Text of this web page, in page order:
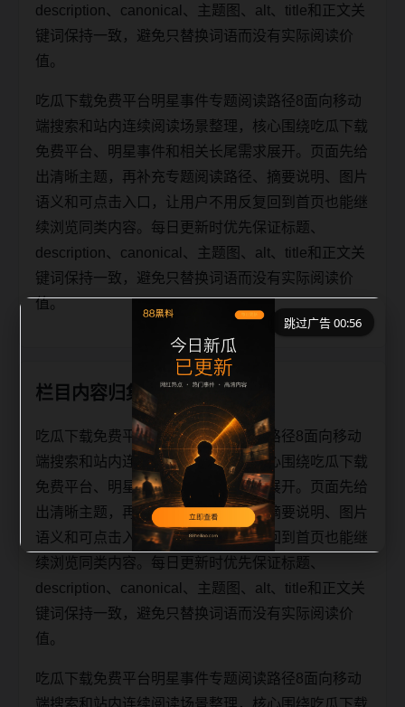
description、canonical、主题图、alt、title和正文关
键词保持一致，避免只替换词语而没有实际阅读价
值。
吃瓜下载免费平台明星事件专题阅读路径8面向移动
端搜索和站内连续阅读场景整理，核心围绕吃瓜下载
免费平台、明星事件和相关长尾需求展开。页面先给
出清晰主题，再补充专题阅读路径、摘要说明、图片
语义和可点击入口，让用户不用反复回到首页也能继
续浏览同类内容。每日更新时优先保证标题、
description、canonical、主题图、alt、title和正文关
键词保持一致，避免只替换词语而没有实际阅读价
值。
栏目内容归集
吃瓜下载免费平台明星事件专题阅读路径8面向移动
端搜索和站内连续阅读场景整理，核心围绕吃瓜下载
免费平台、明星事件和相关长尾需求展开。页面先给
出清晰主题，再补充专题阅读路径、摘要说明、图片
语义和可点击入口，让用户不用反复回到首页也能继
续浏览同类内容。每日更新时优先保证标题、
description、canonical、主题图、alt、title和正文关
键词保持一致，避免只替换词语而没有实际阅读价
值。
吃瓜下载免费平台明星事件专题阅读路径8面向移动
端搜索和站内连续阅读场景整理，核心围绕吃瓜下载
跳过广告 00:55